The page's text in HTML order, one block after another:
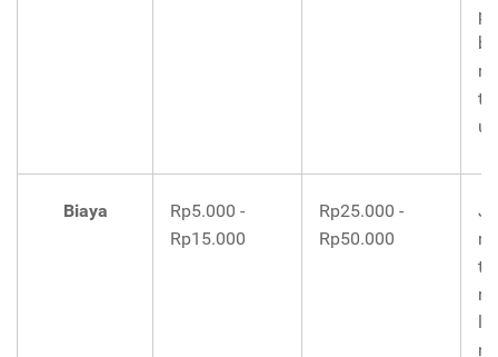
Biaya
Rp5.000 -
Rp15.000
Rp25.000 -
Rp50.000